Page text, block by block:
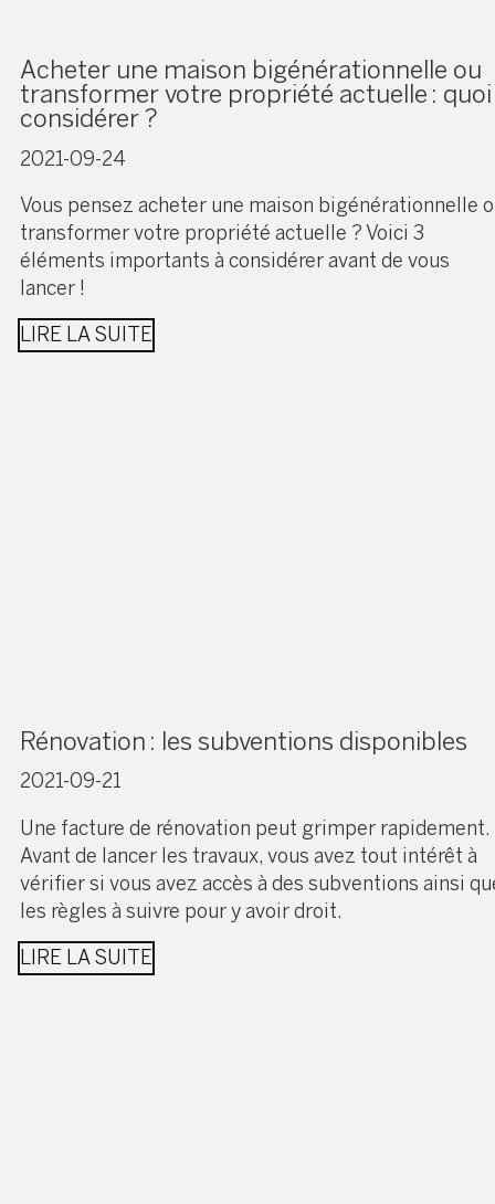
Acheter une maison bigénérationnelle ou
transformer votre propriété actuelle : quoi
considérer ?
2021-09-24
Vous pensez acheter une maison bigénérationnelle
transformer votre propriété actuelle ? Voici 3
éléments importants à considérer avant de vous
lancer !
LIRE LA SUITE
Rénovation : les subventions disponibles
2021-09-21
Une facture de rénovation peut grimper rapidement.
Avant de lancer les travaux, vous avez tout intérêt à
vérifier si vous avez accès à des subventions ainsi
les règles à suivre pour y avoir droit.
LIRE LA SUITE